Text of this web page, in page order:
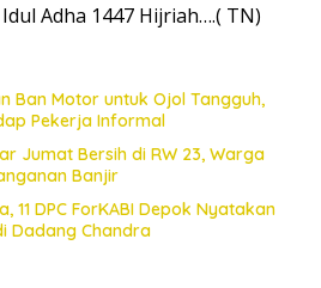
Adha 1447 Hijriah….( TN)
Ban Motor untuk Ojol Tangguh,
Pekerja Informal
Jumat Bersih di RW 23, Warga
Banjir
11 DPC ForKABI Depok Nyatakan
Dadang Chandra